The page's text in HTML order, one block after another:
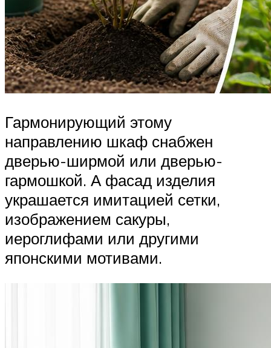
Гармонирующий этому
направлению шкаф снабжен
дверью-ширмой или дверью-
гармошкой. А фасад изделия
украшается имитацией сетки,
изображением сакуры,
иероглифами или другими
японскими мотивами.